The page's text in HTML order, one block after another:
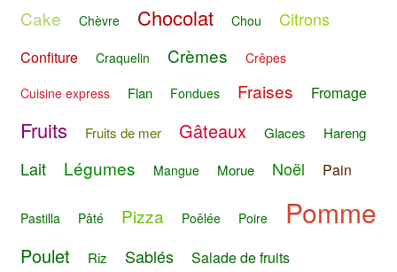
Cake Chèvre Chocolat Chou Citrons
Confiture Craquelin Crèmes Crêpes
Cuisine express Flan Fondues Fraises Fromage
Fruits Fruits de mer Gâteaux Glaces Hareng
Lait Légumes Mangue Morue Noël Pain
Pastilla Pâté Pizza Poêlée Poire Pomme
Poulet Riz Sablés Salade de fruits